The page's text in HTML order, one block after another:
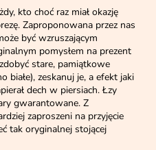
kto choć raz miał okazję
Zaproponowana przez nas
być wzruszającym
pomysłem na prezent
stare, pamiątkowe
białe), zeskanuj je, a efekt jaki
dech w piersiach. Łzy
gwarantowane. Z
zaproszeni na przyjęcie
tak oryginalnej stojącej